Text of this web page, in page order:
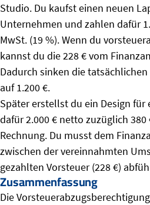
Studio. Du kaufst einen neuen
Unternehmen und zahlen dafür
MwSt. (19 %). Wenn du
kannst du die 228 € vom
Dadurch sinken die
auf 1.200 €.
Später erstellst du ein Design
dafür 2.000 € netto zuzüglich 380
Rechnung. Du musst dem
zwischen der vereinnahmten
gezahlten Vorsteuer (228 €)
Zusammenfassung
Die